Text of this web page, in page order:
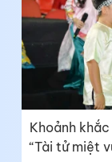
Khoảnh
“Tài tử miệt